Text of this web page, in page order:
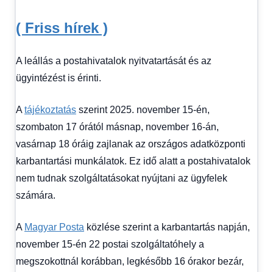
( Friss hírek )
A leállás a postahivatalok nyitvatartását és az
ügyintézést is érinti.
Atájékoztatás szerint 2025. november 15-én,
szombaton 17 órától másnap, november 16-án,
vasárnap 18 óráig zajlanak az országos adatközponti
karbantartási munkálatok. Ez idő alatt a postahivatalok
nem tudnak szolgáltatásokat nyújtani az ügyfelek
számára.
A Magyar Posta közlése szerint a karbantartás napján,
november 15-én 22 postai szolgáltatóhely a
megszokottnál korábban, legkésőbb 16 órakor bezár,